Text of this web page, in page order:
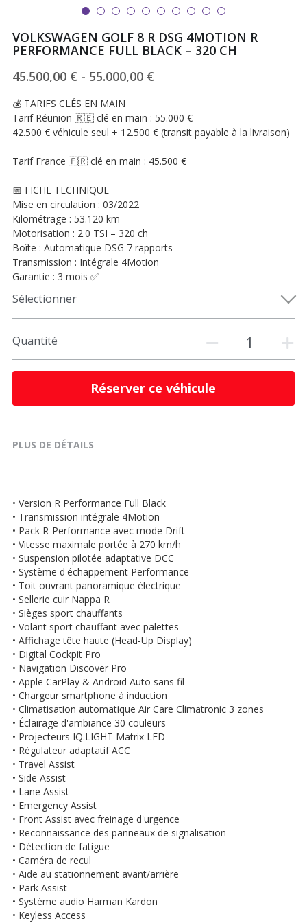
VOLKSWAGEN GOLF 8 R DSG 4MOTION R
PERFORMANCE FULL BLACK – 320 CH
45.500,00 € - 55.000,00 €
💰 TARIFS CLÉS EN MAIN
Tarif Réunion 🇷🇪 clé en main : 55.000 €
42.500 € véhicule seul + 12.500 € (transit payable à la livraison)
Tarif France 🇫🇷 clé en main : 45.500 €
📅 FICHE TECHNIQUE
Mise en circulation : 03/2022
Kilométrage : 53.120 km
Motorisation : 2.0 TSI – 320 ch
Boîte : Automatique DSG 7 rapports
Transmission : Intégrale 4Motion
Garantie : 3 mois ✅
Sélectionner
Quantité
Réserver ce véhicule
PLUS DE DÉTAILS
• Version R Performance Full Black
• Transmission intégrale 4Motion
• Pack R-Performance avec mode Drift
• Vitesse maximale portée à 270 km/h
• Suspension pilotée adaptative DCC
• Système d'échappement Performance
• Toit ouvrant panoramique électrique
• Sellerie cuir Nappa R
• Sièges sport chauffants
• Volant sport chauffant avec palettes
• Affichage tête haute (Head-Up Display)
• Digital Cockpit Pro
• Navigation Discover Pro
• Apple CarPlay & Android Auto sans fil
• Chargeur smartphone à induction
• Climatisation automatique Air Care Climatronic 3 zones
• Éclairage d'ambiance 30 couleurs
• Projecteurs IQ.LIGHT Matrix LED
• Régulateur adaptatif ACC
• Travel Assist
• Side Assist
• Lane Assist
• Emergency Assist
• Front Assist avec freinage d'urgence
• Reconnaissance des panneaux de signalisation
• Détection de fatigue
• Caméra de recul
• Aide au stationnement avant/arrière
• Park Assist
• Système audio Harman Kardon
• Keyless Access